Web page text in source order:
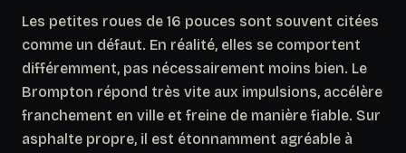
Les petites roues de 16 pouces sont souvent citées
comme un défaut. En réalité, elles se comportent
différemment, pas nécessairement moins bien. Le
Brompton répond très vite aux impulsions, accélère
franchement en ville et freine de manière fiable. Sur
asphalte propre, il est étonnamment agréable à